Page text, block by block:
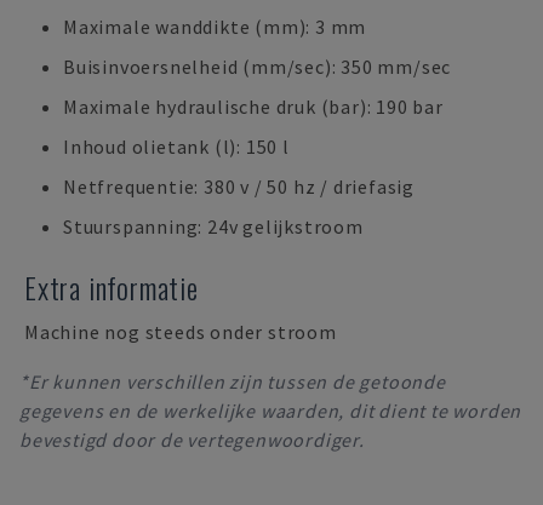
Maximale wanddikte (mm): 3 mm
Buisinvoersnelheid (mm/sec): 350 mm/sec
Maximale hydraulische druk (bar): 190 bar
Inhoud olietank (l): 150 l
Netfrequentie: 380 v / 50 hz / driefasig
Stuurspanning: 24v gelijkstroom
Extra informatie
Machine nog steeds onder stroom
*Er kunnen verschillen zijn tussen de getoonde
gegevens en de werkelijke waarden, dit dient te worden
bevestigd door de vertegenwoordiger.